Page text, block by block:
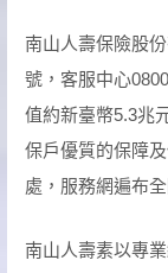
南山人壽保險股
號，客服中心
值約新臺幣5.3兆
保戶優質的保障
處，服務網遍布全
南山人壽素以專